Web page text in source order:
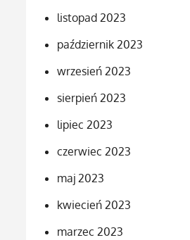
listopad 2023
październik 2023
wrzesień 2023
sierpień 2023
lipiec 2023
czerwiec 2023
maj 2023
kwiecień 2023
marzec 2023